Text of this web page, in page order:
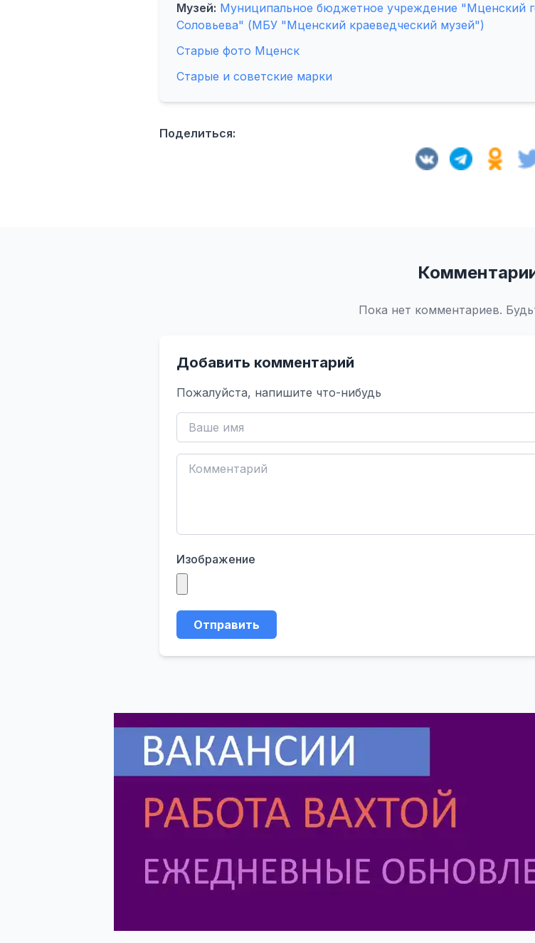
Музей: Муниципальное бюджетное учреждение "Мценский
Соловьева" (МБУ "Мценский краеведческий музей")
Старые фото Мценск
Старые и советские марки
Поделиться:
Пока нет комментариев.
Добавить комментарий
Пожалуйста, напишите что-нибудь
Изображение
Отправить